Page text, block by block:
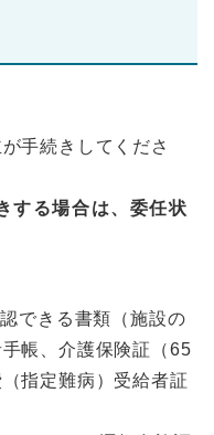
手続きしてくださ
する場合は、委任状
できる書類（施設の
帳、介護保険証（65
指定難病）受給者証